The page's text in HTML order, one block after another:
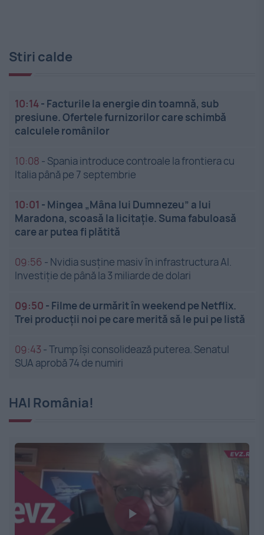
Stiri calde
10:14- Facturile la energie din toamnă, sub
presiune. Ofertele furnizorilor care schimbă
calculele românilor
10:08 - Spania introduce controale la frontiera cu
Italia până pe 7 septembrie
10:01 - Mingea „Mâna lui Dumnezeu” a lui
Maradona, scoasă la licitație. Suma fabuloasă
care ar putea fi plătită
09:56 - Nvidia susține masiv în infrastructura AI.
Investiție de până la 3 miliarde de dolari
09:50 - Filme de urmărit în weekend pe Netflix.
Trei producții noi pe care merită să le pui pe listă
09:43 -Trump își consolidează puterea. Senatul
SUA aprobă 74 de numiri
HAI România!